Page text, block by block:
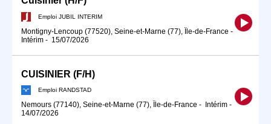
Emploi JUBIL INTERIM
Montigny-Lencoup (77520), Seine-et-Marne (77), Île-de-France -
Intérim - 15/07/2026
CUISINIER (F/H)
Emploi RANDSTAD
Nemours (77140), Seine-et-Marne (77), Île-de-France - Intérim -
14/07/2026